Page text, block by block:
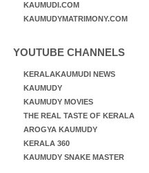
KAUMUDI.COM
KAUMUDYMATRIMONY.COM
YOUTUBE CHANNELS
KERALAKAUMUDI NEWS
KAUMUDY
KAUMUDY MOVIES
THE REAL TASTE OF KERALA
AROGYA KAUMUDY
KERALA 360
KAUMUDY SNAKE MASTER